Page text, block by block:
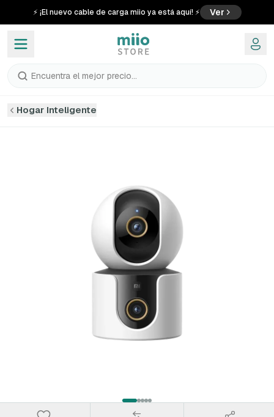
⚡ ¡El nuevo cable de carga miio ya está aquí! ⚡ Ver
Encuentra el mejor precio...
Hogar Inteligente